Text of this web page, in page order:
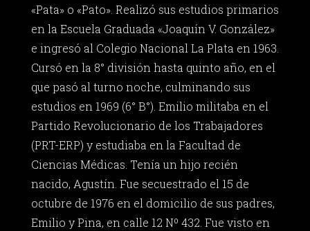
«Pata» o «Pato». Realizó sus estudios primarios
en la Escuela Graduada «Joaquín V. González»
e ingresó al Colegio Nacional La Plata en 1963.
Cursó en la 8° división hasta quinto año, en el
que pasó al turno noche, culminando sus
estudios en 1969 (6° B°). Emilio militaba en el
Partido Revolucionario de los Trabajadores
(PRT-ERP) y estudiaba en la Facultad de
Ciencias Médicas. Tenía un hijo recién
nacido, Agustín. Fue secuestrado el 15 de
octubre de 1976 en el domicilio de sus padres,
Emilio y Pina, en calle 12 Nº 432. Fue visto en